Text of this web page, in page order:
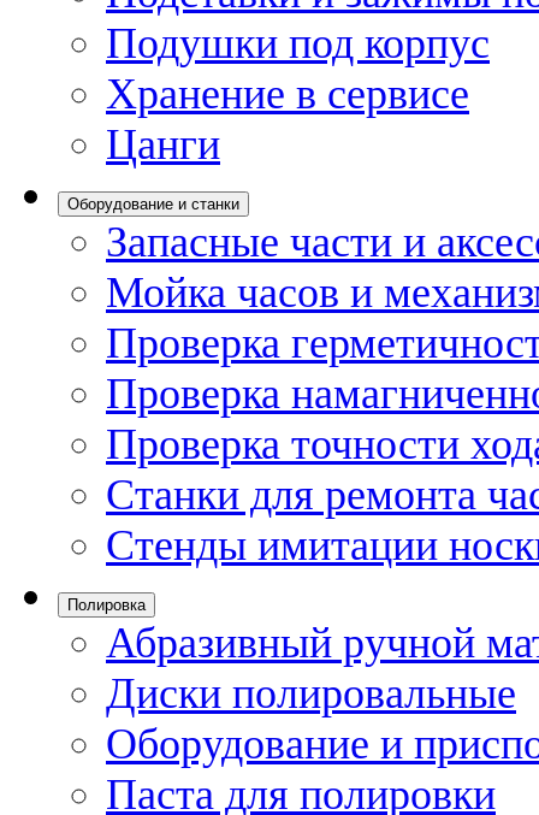
Подушки под корпус
Хранение в сервисе
Цанги
Оборудование и станки
Запасные части и
Мойка часов и
Проверка
Проверка
Проверка точности
Станки для ремонта
Стенды имитации
Полировка
Абразивный ручной
Диски полировальные
Оборудование и
Паста для полировки